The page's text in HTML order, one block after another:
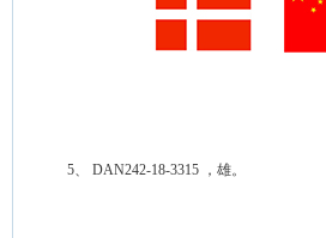
5、 DAN242-18-3315 ，雄。